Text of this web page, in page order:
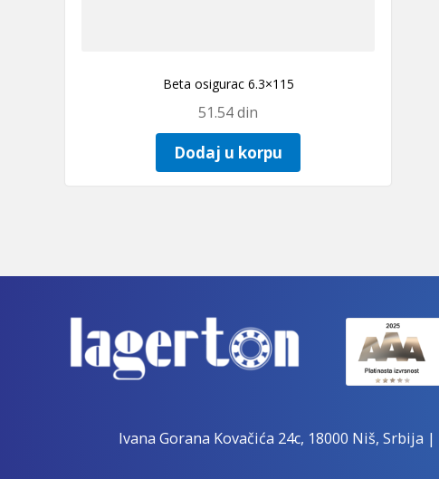
Beta osigurac 6.3×115
51.54din
Dodaj u korpu
Ivana Gorana Kovačića 24c, 18000 Niš, Srbija |